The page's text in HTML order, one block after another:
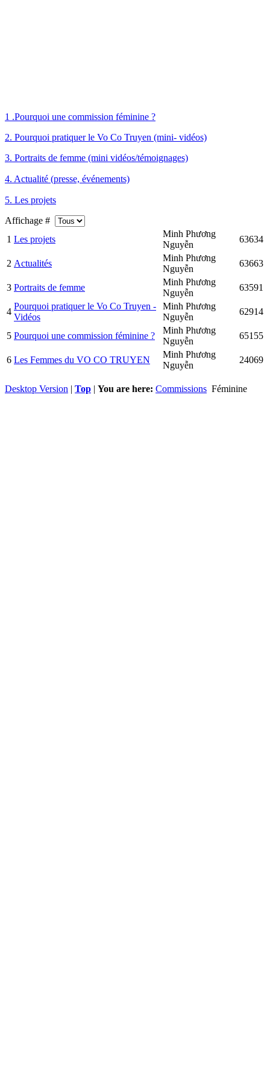
1 .Pourquoi une commission féminine ?
2. Pourquoi pratiquer le Vo Co Truyen (mini- vidéos)
3. Portraits de femme (mini vidéos/témoignages)
4. Actualité (presse, événements)
5. Les projets
Affichage #
1 Les projets
Minh Phương
Nguyễn
63634
2 Actualités
Minh Phương
Nguyễn
63663
3 Portraits de femme
Minh Phương
Nguyễn
63591
4
Pourquoi pratiquer le Vo Co Truyen -
Vidéos
Minh Phương
Nguyễn
62914
5 Pourquoi une commission féminine ?
Minh Phương
Nguyễn
65155
6 Les Femmes du VO CO TRUYEN
Minh Phương
Nguyễn
24069
Desktop Version | Top | You are here: Commissions Féminine